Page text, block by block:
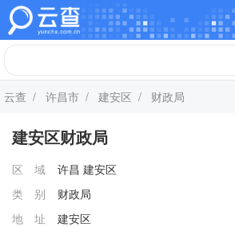
云查 / 许昌市 / 建安区 / 财政局
建安区财政局
区 域 许昌 建安区
类 别
财政局
地 址
建安区